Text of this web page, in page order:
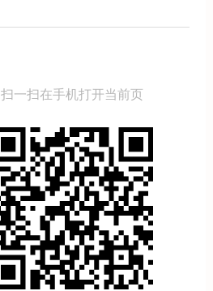
扫一扫在手机打开当前页